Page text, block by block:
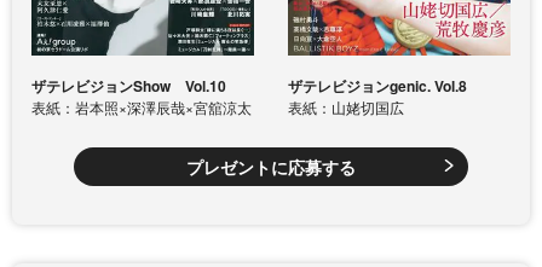
ザテレビジョンShow Vol.10
表紙：岩本照×深澤辰哉×宮舘涼太
ザテレビジョンgenic. Vol.8
表紙：山姥切国広
プレゼントに応募する